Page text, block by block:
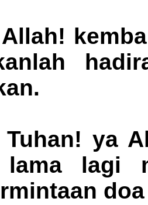
Allah!
Tuhan! ya
lama lagi